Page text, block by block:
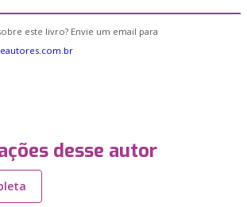
este livro? Envie um email para
desse autor